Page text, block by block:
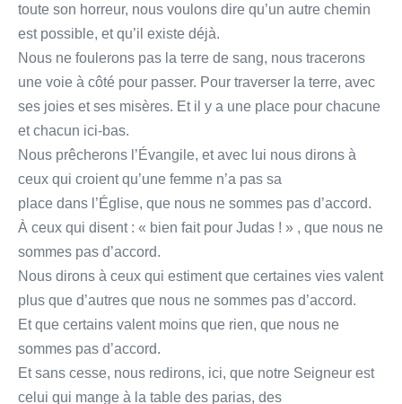
toute son horreur, nous voulons dire qu’un autre chemin
est possible, et qu’il existe déjà.
Nous ne foulerons pas la terre de sang, nous tracerons
une voie à côté pour passer. Pour traverser la terre, avec
ses joies et ses misères. Et il y a une place pour chacune
et chacun ici-bas.
Nous prêcherons l’Évangile, et avec lui nous dirons à
ceux qui croient qu’une femme n’a pas sa
place dans l’Église, que nous ne sommes pas d’accord.
À ceux qui disent : « bien fait pour Judas ! » , que nous ne
sommes pas d’accord.
Nous dirons à ceux qui estiment que certaines vies valent
plus que d’autres que nous ne sommes pas d’accord.
Et que certains valent moins que rien, que nous ne
sommes pas d’accord.
Et sans cesse, nous redirons, ici, que notre Seigneur est
celui qui mange à la table des parias, des